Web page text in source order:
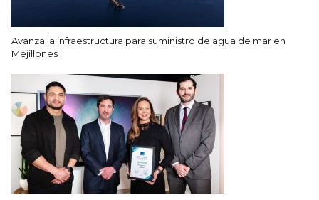
Avanza la infraestructura para suministro de agua de mar en
Mejillones